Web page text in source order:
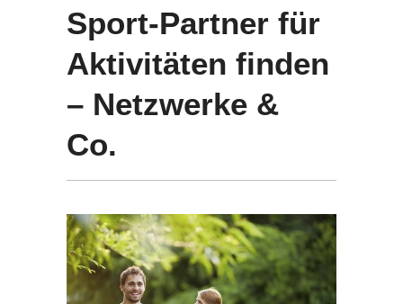
Sport-Partner für
Aktivitäten finden
– Netzwerke &
Co.